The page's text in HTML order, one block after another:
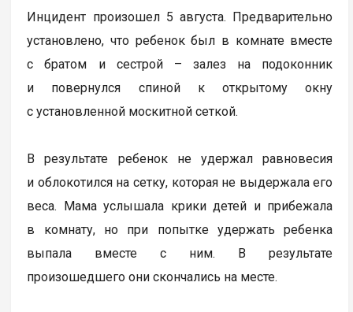
Инцидент произошел 5 августа. Предварительно
установлено, что ребенок был в комнате вместе
с братом и сестрой – залез на подоконник
и повернулся спиной к открытому окну
с установленной москитной сеткой.
В результате ребенок не удержал равновесия
и облокотился на сетку, которая не выдержала его
веса. Мама услышала крики детей и прибежала
в комнату, но при попытке удержать ребенка
выпала вместе с ним. В результате
произошедшего они скончались на месте.